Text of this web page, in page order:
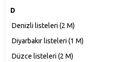
D
Denizli listeleri‎ (2 M)
Diyarbakır listeleri‎ (1 M)
Düzce listeleri‎ (2 M)